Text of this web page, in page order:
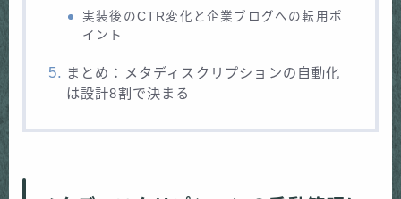
実装後のCTR変化と企業ブログへの転用ポ
イント
まとめ：メタディスクリプションの自動化
は設計8割で決まる